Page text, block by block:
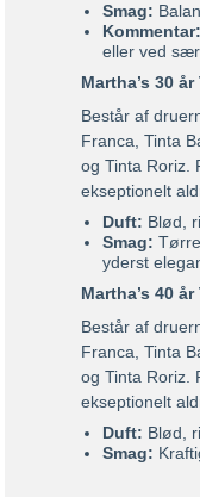
Smag:
Kommentar:
eller ved
Martha’s 30
Består af
Franca, Tinta
og Tinta Roriz.
ekseptionelt
Duft: Blød,
Smag:
yderst
Martha’s 40
Består af
Franca, Tinta
og Tinta Roriz.
ekseptionelt
Duft: Blød,
Smag: